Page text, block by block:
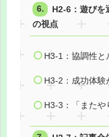
H2-6：遊びを
の視点
H3-1：協調性と
H3-2：成功体験
H3-3：「また